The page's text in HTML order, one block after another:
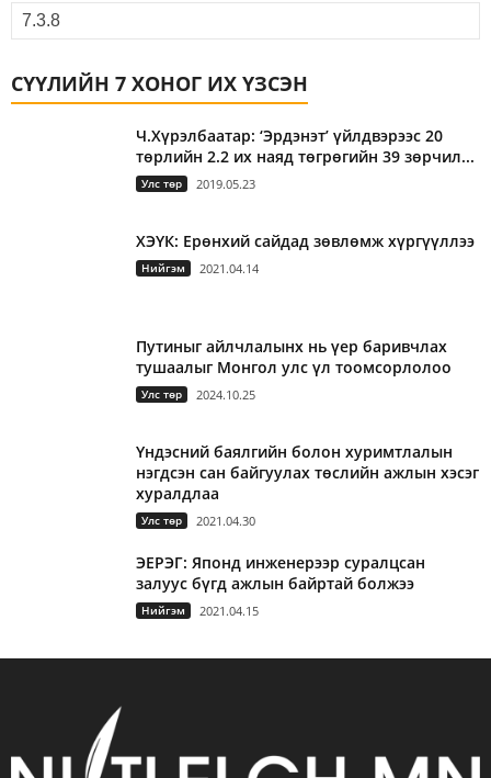
СҮҮЛИЙН 7 ХОНОГ ИХ ҮЗСЭН
Ч.Хүрэлбаатар: ‘Эрдэнэт’ үйлдвэрээс 20
төрлийн 2.2 их наяд төгрөгийн 39 зөрчил...
Улс төр 2019.05.23
ХЭҮК: Ерөнхий сайдад зөвлөмж хүргүүллээ
Нийгэм 2021.04.14
Путиныг айлчлалынх нь үер баривчлах
тушаалыг Монгол улс үл тоомсорлолоо
Улс төр 2024.10.25
Үндэсний баялгийн болон хуримтлалын
нэгдсэн сан байгуулах төслийн ажлын хэсэг
хуралдлаа
Улс төр 2021.04.30
ЭЕРЭГ: Японд инженерээр суралцсан
залуус бүгд ажлын байртай болжээ
Нийгэм 2021.04.15